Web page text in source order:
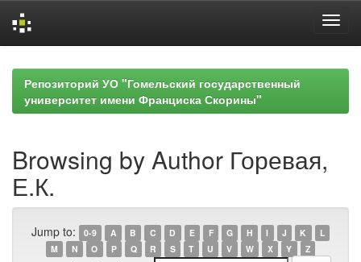
navigationРепозиторий УО "Гомельский государственный
университет имени Франциска Скорины"
Browsing by Author Горевая,
Е.К.
Jump to: 0-9 A B C D E F G H I J K
L
M
N O P Q R S T U V W X Y Z